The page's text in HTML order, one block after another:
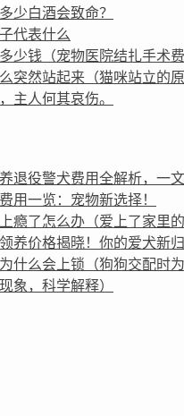
少白酒会致命？
代表什么
少钱（宠物医院结扎手术费
突然站起来（猫咪站立的原
主人何其哀伤。
退役警犬费用全解析，一文
用一览：宠物新选择！
瘾了怎么办（爱上了家里的
养价格揭晓！你的爱犬新归
什么会上锁（狗狗交配时
象，科学解释）